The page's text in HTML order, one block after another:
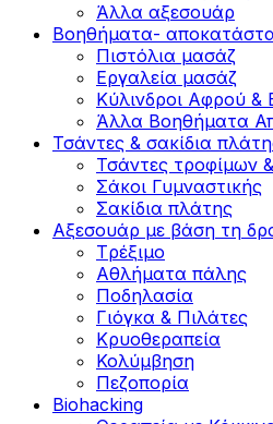
Άλλα αξεσουάρ
Βοηθήματα-
Πιστόλια μασάζ
Εργαλεία μασάζ
Κύλινδροι Αφρού
Άλλα Βοηθήματα
Τσάντες & σακίδια
Τσάντες τροφίμων
Σάκοι Γυμναστικής
Σακίδια πλάτης
Αξεσουάρ με βάση τη
Tρέξιμο
Αθλήματα πάλης
Ποδηλασία
Γιόγκα & Πιλάτες
Κρυοθεραπεία
Κολύμβηση
Πεζοπορία
Biohacking